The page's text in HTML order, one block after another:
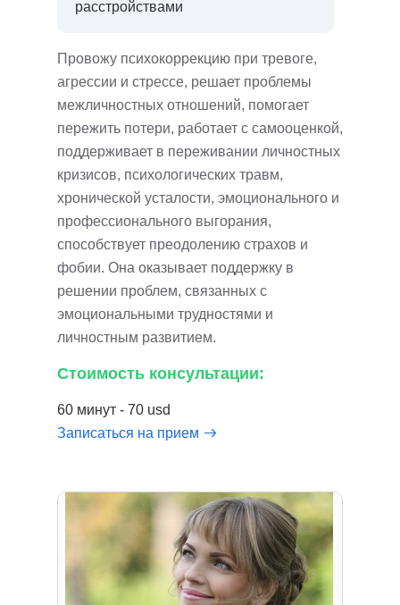
расстройствами
Провожу психокоррекцию при тревоге,
агрессии и стрессе, решает проблемы
межличностных отношений, помогает
пережить потери, работает с самооценкой,
поддерживает в переживании личностных
кризисов, психологических травм,
хронической усталости, эмоционального и
профессионального выгорания,
способствует преодолению страхов и
фобии. Она оказывает поддержку в
решении проблем, связанных с
эмоциональными трудностями и
личностным развитием.
Стоимость консультации:
60 минут - 70 usd
Записаться на прием